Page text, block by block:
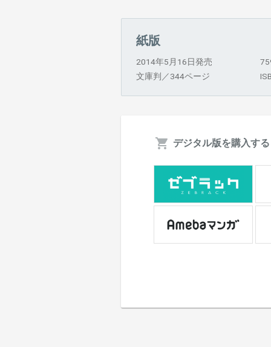
紙版
2014年5月16日発売
文庫判／344ページ
デジタル版を購入する